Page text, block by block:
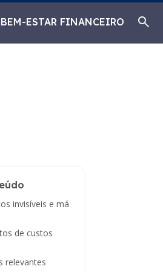
BEM-ESTAR FINANCEIRO
invisíveis e má
de custos
relevantes